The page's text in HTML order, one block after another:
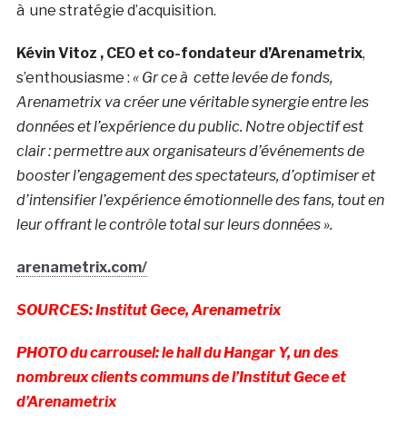
à une stratégie d’acquisition.
Kévin Vitoz , CEO et co-fondateur d’Arenametrix,
s’enthousiasme : « Gr ce à cette levée de fonds,
Arenametrix va créer une véritable synergie entre les
données et l’expérience du public. Notre objectif est
clair : permettre aux organisateurs d’événements de
booster l’engagement des spectateurs, d’optimiser et
d’intensifier l’expérience émotionnelle des fans, tout en
leur offrant le contrôle total sur leurs données ».
arenametrix.com/
SOURCES: Institut Gece, Arenametrix
PHOTO du carrousel: le hall du Hangar Y, un des
nombreux clients communs de l’Institut Gece et
d’Arenametrix